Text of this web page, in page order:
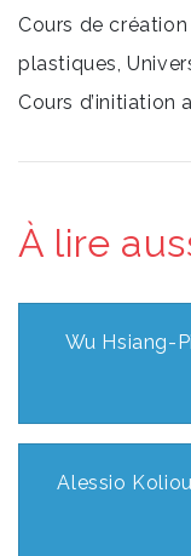
Cours de
plastiques,
Cours d’initiation
À lire
Wu Hsiang-
Alessio